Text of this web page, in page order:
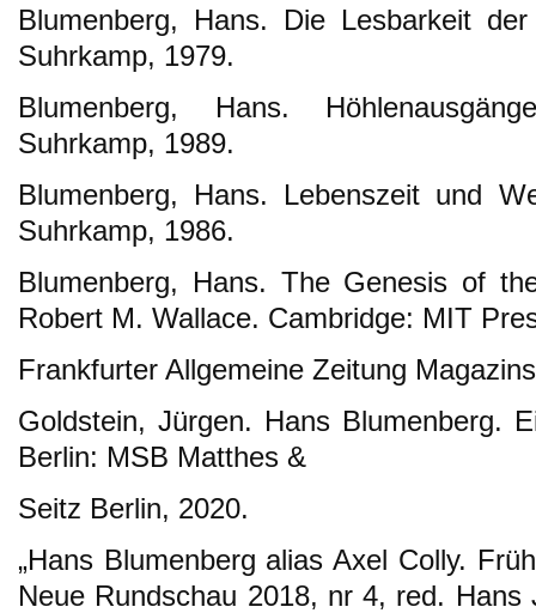
Blumenberg, Hans. Die Lesbarkeit
Suhrkamp, 1979.
Blumenberg, Hans.
Suhrkamp, 1989.
Blumenberg, Hans. Lebenszeit und
Suhrkamp, 1986.
Blumenberg, Hans. The Genesis of
Robert M. Wallace. Cambridge: MIT
Frankfurter Allgemeine Zeitung
Goldstein, Jürgen. Hans Blumenberg.
Berlin: MSB Matthes &
Seitz Berlin, 2020.
„Hans Blumenberg alias Axel Colly.
Neue Rundschau 2018, nr 4, red.